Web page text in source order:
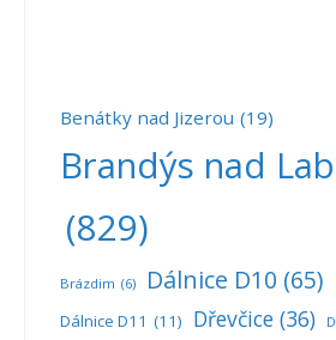
Benátky nad Jizerou (19)
Brandýs nad
(829)
Brázdim (6) Dálnice D10 (65)
Dálnice D11 (11) Dřevčice (36)